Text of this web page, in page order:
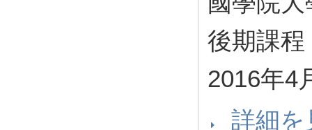
後期課程
2016年4
詳細を